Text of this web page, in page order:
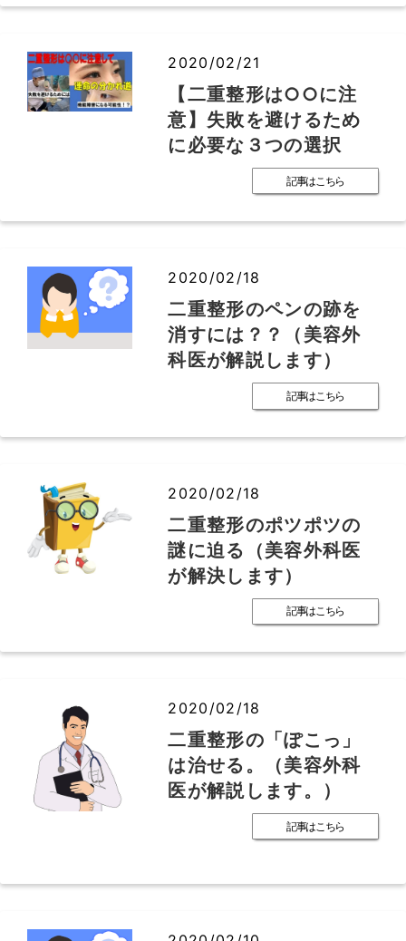
2020/02/21
【二重整形は○○に注
意】失敗を避けるため
に必要な３つの選択
記事はこちら
2020/02/18
二重整形のペンの跡を
消すには？？（美容外
科医が解説します）
記事はこちら
2020/02/18
二重整形のポツポツの
謎に迫る（美容外科医
が解決します）
記事はこちら
2020/02/18
二重整形の「ぽこっ」
は治せる。（美容外科
医が解説します。）
記事はこちら